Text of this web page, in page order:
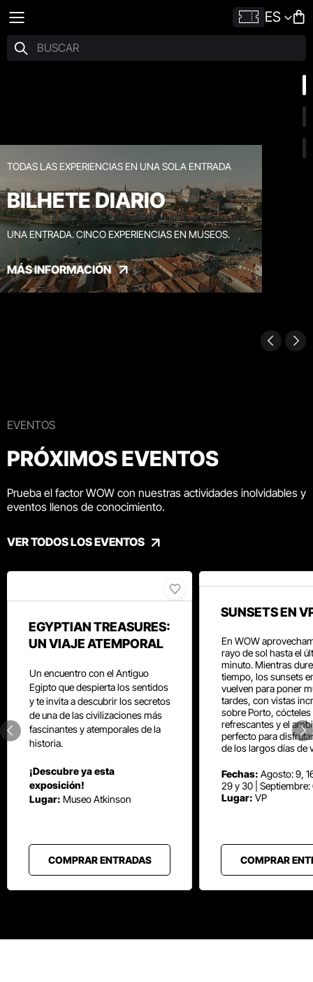
ES
TODAS LAS EXPERIENCIAS EN UNA SOLA ENTRADA
BILHETE DIARIO
UNA ENTRADA. CINCO EXPERIENCIAS EN MUSEOS.
MÁS INFORMACIÓN
EVENTOS
PRÓXIMOS EVENTOS
Prueba el factor WOW con nuestras actividades inolvidables y
eventos llenos de conocimiento.
VER TODOS LOS EVENTOS
EGYPTIAN TREASURES:
UN VIAJE ATEMPORAL
Un encuentro con el Antiguo
Egipto que despierta los sentidos
y te invita a descubrir los secretos
de una de las civilizaciones más
fascinantes y atemporales de la
historia.
¡Descubre ya esta
exposición!
Lugar: Museo Atkinson
COMPRAR ENTRADAS
SUNSETS EN
En WOW
rayo de sol hasta el
minuto. Mientras
tiempo, los sunsets
vuelven para poner
tardes, con vistas
sobre Porto, cócteles
refrescantes y el
perfecto para
de los largos días de
Fechas: Agosto: 9,
29 y 30 |
Lugar: VP
COMPRAR